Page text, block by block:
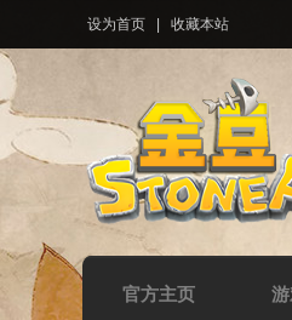
设为首页 收藏本站
官方主页